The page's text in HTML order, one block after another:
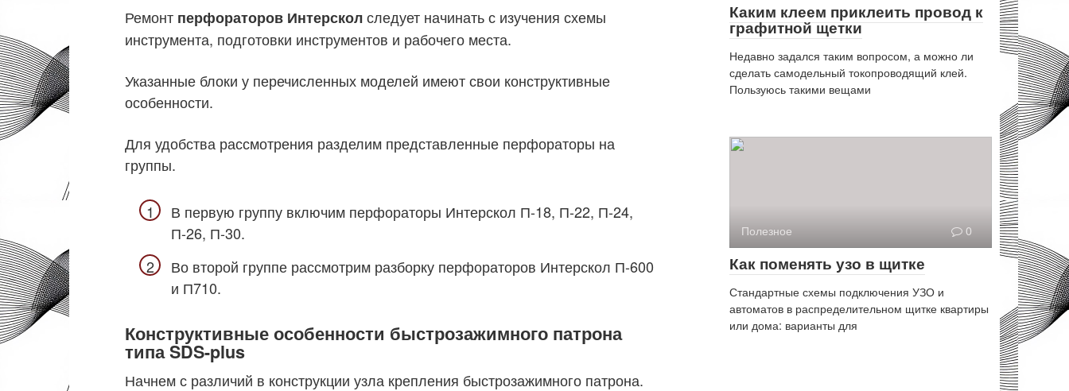
Ремонт перфораторов Интерсколследует начинать с изучения схемы
инструмента, подготовки инструментов и рабочего места.
Указанные блоки у перечисленных моделей имеют свои конструктивные
особенности.
Для удобства рассмотрения разделим представленные перфораторы на
группы.
В первую группу включим перфораторы Интерскол П-18, П-22, П-24,
П-26, П-30.
Во второй группе рассмотрим разборку перфораторов Интерскол П-600
и П710.
Конструктивные особенности быстрозажимного патрона
типа SDS-plus
Начнем с различий в конструкции узла крепления быстрозажимного патрона.
Каким клеем приклеить провод к
графитной щетки
Недавно задался таким вопросом, а можно ли
сделать самодельный токопроводящий клей.
Пользуюсь такими вещами
Полезное 0
Как поменять узо в щитке
Стандартные схемы подключения УЗО и
автоматов в распределительном щитке квартиры
или дома: варианты для